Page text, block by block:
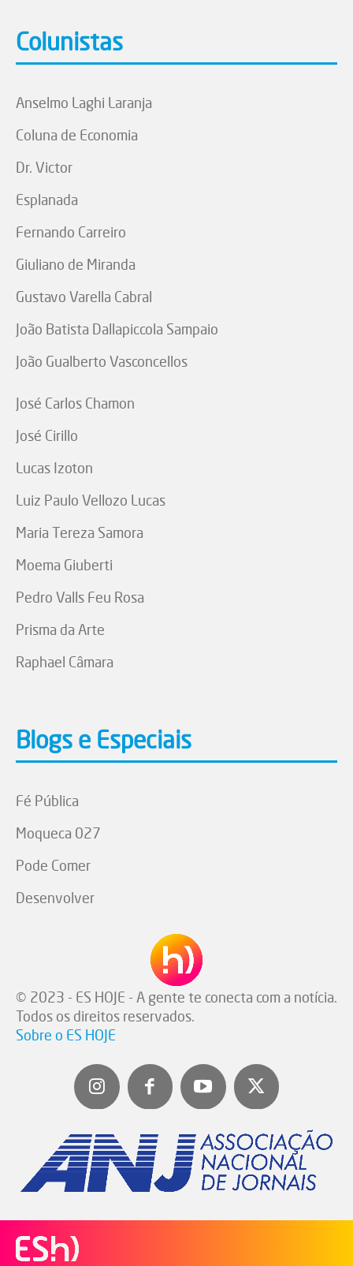
Colunistas
Anselmo Laghi Laranja
Coluna de Economia
Dr. Victor
Esplanada
Fernando Carreiro
Giuliano de Miranda
Gustavo Varella Cabral
João Batista Dallapiccola Sampaio
João Gualberto Vasconcellos
José Carlos Chamon
José Cirillo
Lucas Izoton
Luiz Paulo Vellozo Lucas
Maria Tereza Samora
Moema Giuberti
Pedro Valls Feu Rosa
Prisma da Arte
Raphael Câmara
Blogs e Especiais
Fé Pública
Moqueca 027
Pode Comer
Desenvolver
© 2023 - ES HOJE - A gente te conecta com a notícia.
Todos os direitos reservados.
Sobre o ES HOJE